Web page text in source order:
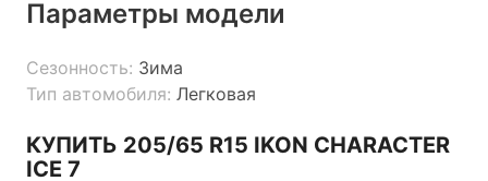
Параметры модели
Сезонность: Зима
Тип автомобиля: Легковая
КУПИТЬ 205/65 R15 IKON CHARACTER
ICE 7